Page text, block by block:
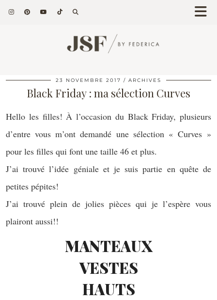
23 NOVEMBRE 2017 ARCHIVES
Black Friday : ma sélection Curves
Hello les filles! À l’occasion du Black Friday, plusieurs
d’entre vous m’ont demandé une sélection « Curves »
pour les filles qui font une taille 46 et plus.
J’ai trouvé l’idée géniale et je suis partie en quête de
petites pépites!
J’ai trouvé plein de jolies pièces qui je l’espère vous
plairont aussi!!
MANTEAUX
VESTES
HAUTS